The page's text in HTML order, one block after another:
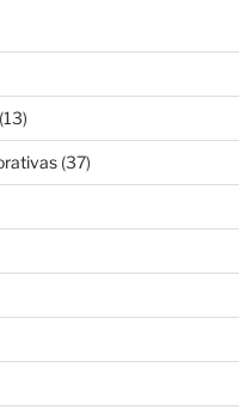
(37)